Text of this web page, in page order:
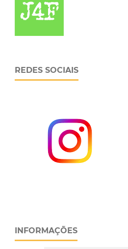
REDES SOCIAIS
INFORMAÇÕES